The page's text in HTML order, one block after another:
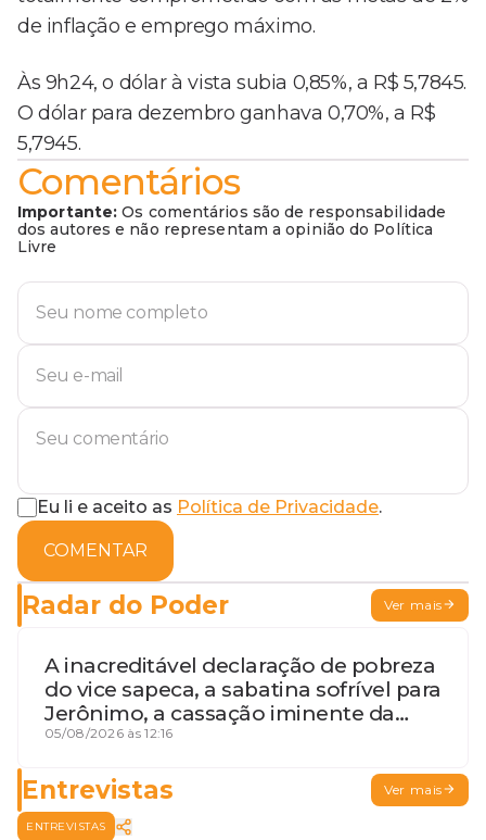
de inflação e emprego máximo.
Às 9h24, o dólar à vista subia 0,85%, a R$ 5,7845.
O dólar para dezembro ganhava 0,70%, a R$
5,7945.
Comentários
Importante: Os comentários são de responsabilidade
dos autores e não representam a opinião do Política
Livre
Eu li e aceito as Política de Privacidade.
COMENTAR
Radar do Poder Ver mais
A inacreditável declaração de pobreza
do vice sapeca, a sabatina sofrível para
Jerônimo, a cassação iminente da
desembargadora e a vaga do Quinto
05/08/2026 às 12:16
Entrevistas Ver mais
ENTREVISTAS